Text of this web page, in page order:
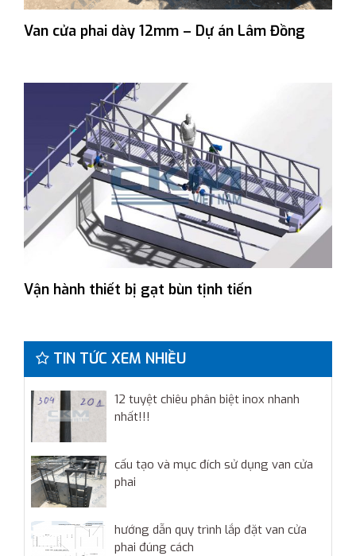
Van cửa phai dày 12mm – Dự án Lâm Đồng
Vận hành thiết bị gạt bùn tịnh tiến
TIN TỨC XEM NHIỀU
12 tuyệt chiêu phân biệt inox nhanh
nhất!!!
cấu tạo và mục đích sử dụng van cửa
phai
hướng dẫn quy trình lắp đặt van cửa
phai đúng cách